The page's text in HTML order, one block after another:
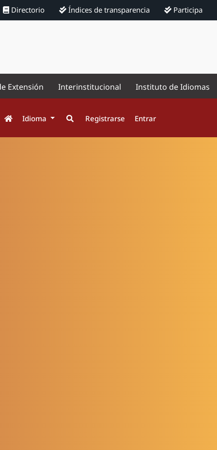
Directorio Índices de transparencia Participa
Extensión Interinstitucional Instituto de Idiomas
Idioma Registrarse Entrar